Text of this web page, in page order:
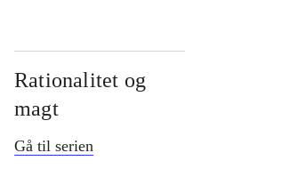
Rationalitet og
magt
Gå til serien